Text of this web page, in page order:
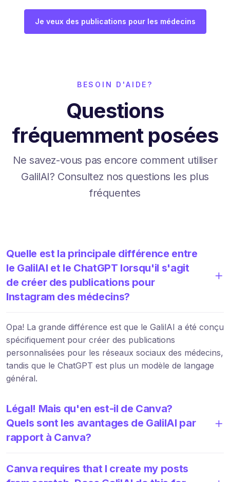
Je veux des publications pour les médecins
BESOIN D'AIDE?
Questions
fréquemment posées
Ne savez-vous pas encore comment utiliser
GalilAI? Consultez nos questions les plus
fréquentes
Quelle est la principale différence entre
le GalilAI et le ChatGPT lorsqu'il s'agit
de créer des publications pour
Instagram des médecins?
Opa! La grande différence est que le GalilAI a été conçu
spécifiquement pour créer des publications
personnalisées pour les réseaux sociaux des médecins,
tandis que le ChatGPT est plus un modèle de langage
général.
Légal! Mais qu'en est-il de Canva?
Quels sont les avantages de GalilAI par
rapport à Canva?
Canva requires that I create my posts